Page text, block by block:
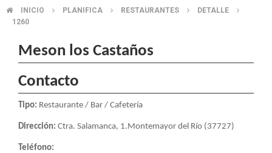
BREADCRUMB
INICIO PLANIFICA RESTAURANTES
DETALLE
1260
Meson los Castaños
Contacto
Tipo: Restaurante / Bar / Cafetería
Dirección: Ctra. Salamanca, 1.Montemayor del Río (37727)
Teléfono: